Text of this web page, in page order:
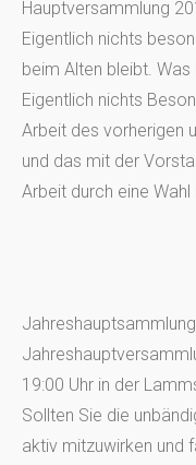
Hauptversammlung
Eigentlich nichts
beim Alten bleibt.
Eigentlich nichts
Arbeit des vorherigen
und das mit der
Arbeit durch eine Wahl
19:00 Uhr in der
Sollten Sie die
aktiv mitzuwirken und